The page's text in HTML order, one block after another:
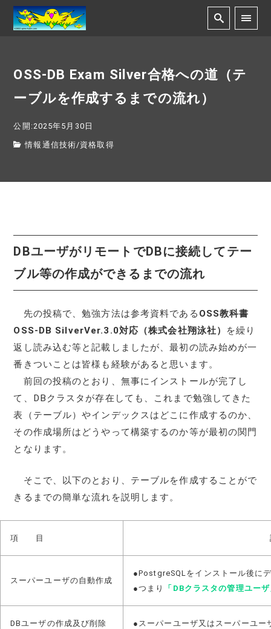
OSS-DB Exam Silver合格への道（テ
ーブルを作成するまでの流れ）
公開:2025年5月30日
情報通信技術/資格取得
DBユーザがリモートでDBに接続してテー
ブル等の作成ができるまでの流れ
先の投稿で、勉強方法は参考資料である OSS教科書
OSS-DB SilverVer.3.0対応（株式会社翔泳社）
を繰り
返し読み込む等と記載しましたが、最初の読み始めが一
番きついことは皆様も経験があると思います。
前回の投稿のとおり、無事にインストールが完了し
て、DBクラスタが存在しても、これまで勉強してきた
表（テーブル）やインデックスはどこに作成するのか、
その作成場所はどうやって構築するのか等が最初の関門
となります。
そこで、以下のとおり、テーブルを作成することがで
きるまでの簡単な流れを説明します。
項 目 説
スーパーユーザの自動作成
●PostgreSQLをインストール後に
●つまり
「DBクラスタの管理ユー
DBユーザの作成及び削除 ●スーパーユーザ又はスーパーユー